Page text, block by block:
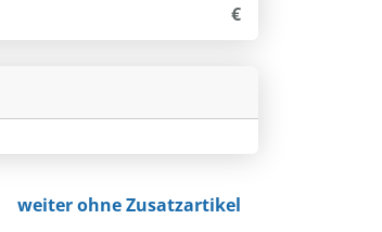
€
weiter ohne Zusatzartikel